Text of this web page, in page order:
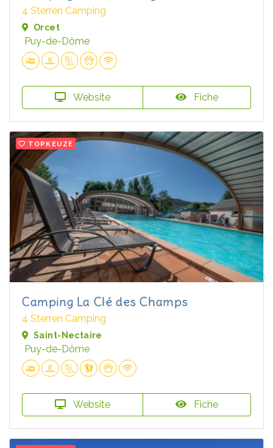
4 Sterren Camping
Orcet
Puy-de-Dôme
Website Fiche
TOPKEUZE
Camping La Clé des Champs
4 Sterren Camping
Saint-Nectaire
Puy-de-Dôme
Website Fiche